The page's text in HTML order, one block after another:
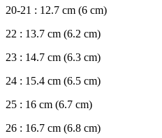
20-21 : 12.7 cm (6 cm)
22 : 13.7 cm (6.2 cm)
23 : 14.7 cm (6.3 cm)
24 : 15.4 cm (6.5 cm)
25 : 16 cm (6.7 cm)
26 : 16.7 cm (6.8 cm)